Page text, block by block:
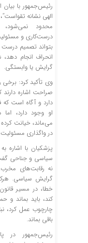
رئیس‌جمهور با
الهی نشانه
محدود
درست‌کاری و
بتواند تصمیم
انحراف انجام
گرایش یا وابستگی.
وی تأکید کرد: برخی
صراحت اشاره
دارد و آگاه است که
او وجود دارد،
می‌ماند، خیانت
در واگذاری
پزشکیان با اشاره
سیاسی و جناحی
نه رقابت‌های
گرایش سیاسی.
خطا، در مسیر
کند، باید بماند و
چارچوب عمل کرد،
باقی بماند.
رئیس‌جمهور در